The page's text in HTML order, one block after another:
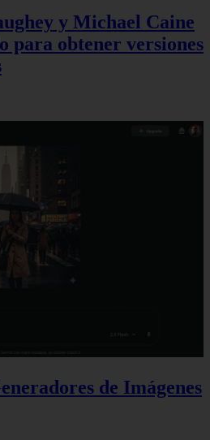
y Michael Caine
para obtener versiones
de Imágenes